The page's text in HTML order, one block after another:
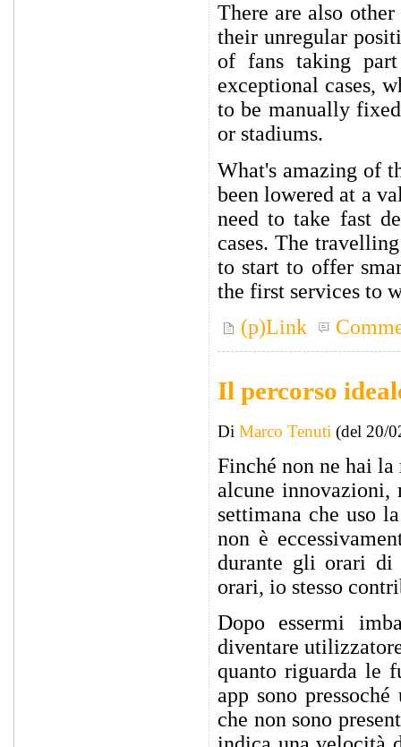
There are also
their unregular
of fans taking
exceptional cases,
to be manually
or stadiums.
What's amazing of
been lowered at a
need to take fast
cases. The
to start to offer
the first services to
(p)Link
Il percorso
Di Marco Tenuti (del 20/
Finché non ne hai
alcune
settimana che uso
non è
durante gli orari di
orari, io stesso
Dopo essermi
diventare
quanto riguarda le
app sono
che non sono